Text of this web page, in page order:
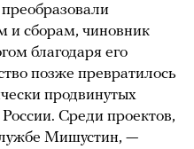
и сборам, чиновник
благодаря его
позже превратилось
продвинутых
Среди проектов,
Мишустин, —